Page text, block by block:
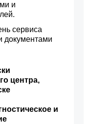
и
сервиса
документами
центра,
и